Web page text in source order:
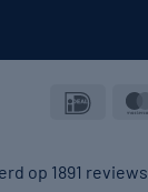
IDeal
op 1891 reviews.